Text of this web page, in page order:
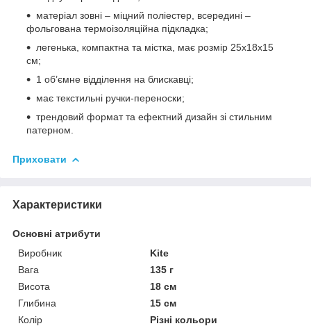
матеріал зовні – міцний поліестер, всередині –
фольгована термоізоляційна підкладка;
легенька, компактна та містка, має розмір 25х18х15
см;
1 об’ємне відділення на блискавці;
має текстильні ручки-переноски;
трендовий формат та ефектний дизайн зі стильним
патерном.
Приховати
Характеристики
Основні атрибути
Виробник
Kite
Вага
135 г
Висота
18 см
Глибина
15 см
Колір
Різні кольори